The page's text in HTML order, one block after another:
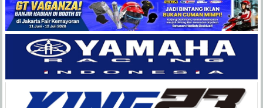
Balap
Paling
Lengkap